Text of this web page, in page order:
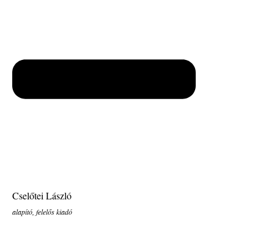
Cselőtei László
alapító, felelős kiadó